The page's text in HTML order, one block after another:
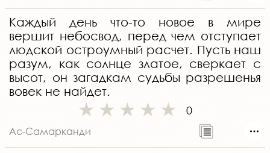
Каждый день что-то новое в мире
вершит небосвод, перед чем отступает
людской остроумный расчет. Пусть наш
разум, как солнце златое, сверкает с
высот, он загадкам судьбы разрешенья
вовек не найдет.
0
Ас-Самарканди